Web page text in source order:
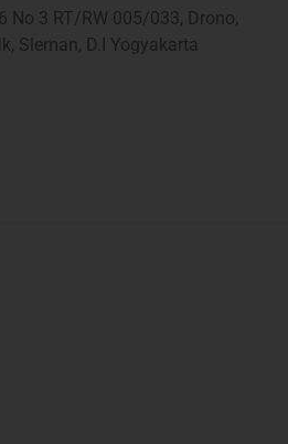
No 3 RT/RW 005/033, Drono,
Sleman, D.I Yogyakarta